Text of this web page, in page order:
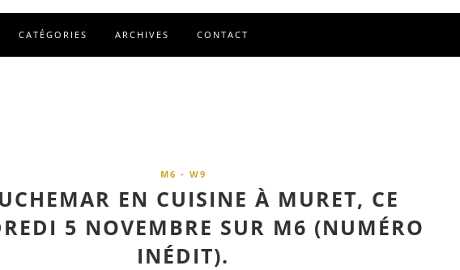
CATÉGORIES ARCHIVES CONTACT
M6 - W9
EN CUISINE À MURET, CE
5 NOVEMBRE SUR M6 (NUMÉRO
INÉDIT).